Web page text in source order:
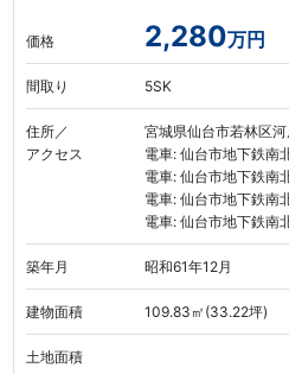
価格 2,280万円
間取り 5SK
住所／
アクセス
宮城県仙台市若林区
電車: 仙台市地下鉄南
電車: 仙台市地下鉄南
電車: 仙台市地下鉄南
電車: 仙台市地下鉄南
築年月 昭和61年12月
建物面積 109.83㎡(33.22坪)
土地面積